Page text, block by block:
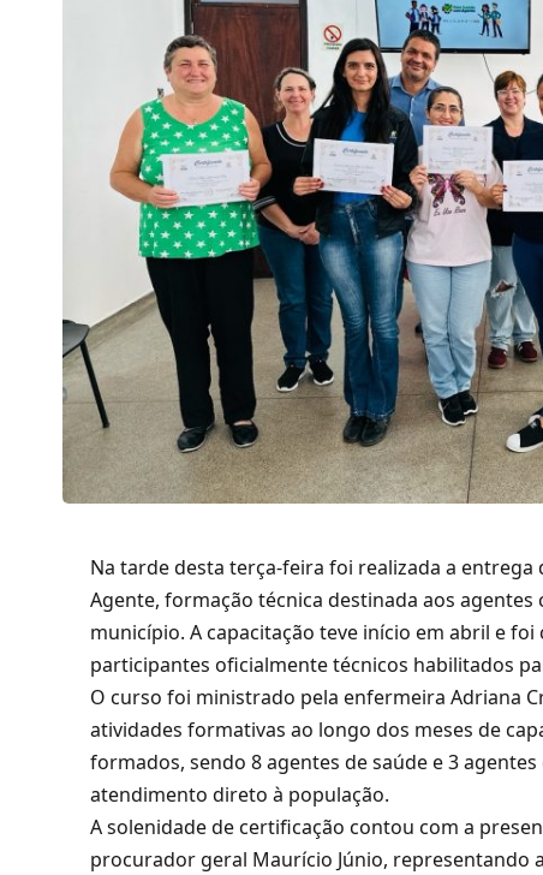
Na tarde desta terça-feira foi realizada a
Agente, formação técnica destinada aos
município. A capacitação teve início em abril e
participantes oficialmente técnicos habilitados
O curso foi ministrado pela enfermeira Adriana
atividades formativas ao longo dos meses de
formados, sendo 8 agentes de saúde e 3
atendimento direto à população.
A solenidade de certificação contou com a
procurador geral Maurício Júnio, representando